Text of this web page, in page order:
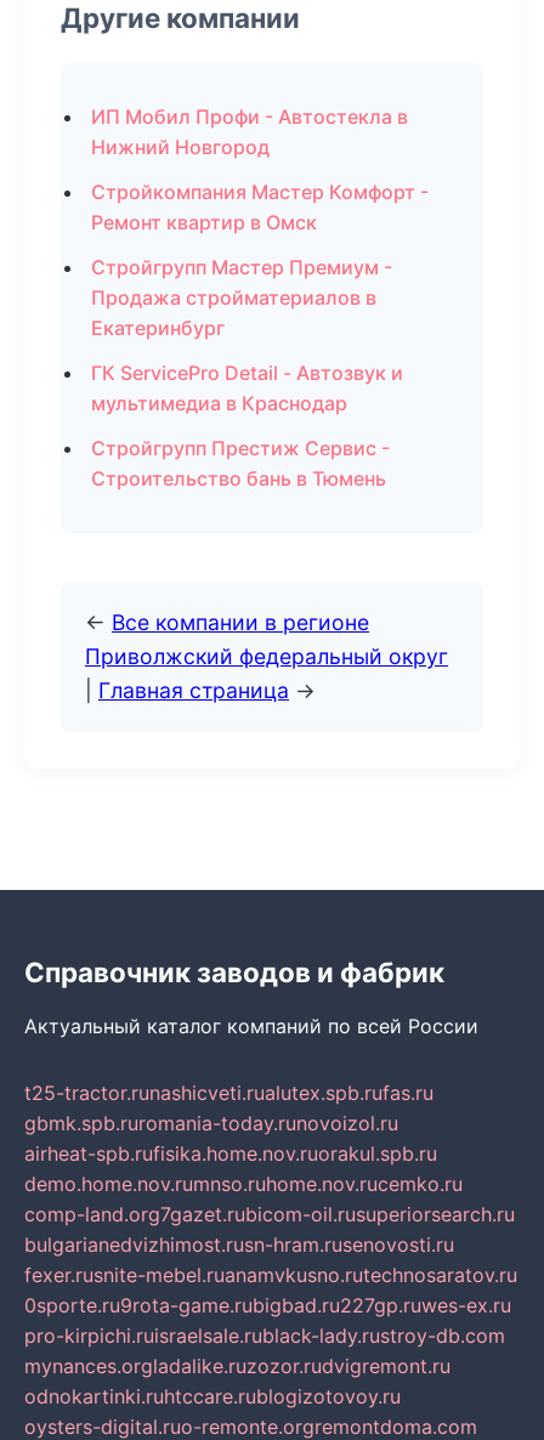
Другие компании
ИП Мобил Профи - Автостекла в
Нижний Новгород
Стройкомпания Мастер Комфорт -
Ремонт квартир в Омск
Стройгрупп Мастер Премиум -
Продажа стройматериалов в
Екатеринбург
ГК ServicePro Detail - Автозвук и
мультимедиа в Краснодар
Стройгрупп Престиж Сервис -
Строительство бань в Тюмень
← Все компании в регионе
Приволжский федеральный округ
Главная страница →
Справочник заводов и фабрик
Актуальный каталог компаний по всей России
t25-tractor.runashicveti.rualutex.spb.rufas.ru
gbmk.spb.ruromania-today.runovoizol.ru
airheat-spb.rufisika.home.nov.ruorakul.spb.ru
demo.home.nov.rumnso.ruhome.nov.rucemko.ru
comp-land.org7gazet.rubicom-oil.rusuperiorsearch.ru
bulgarianedvizhimost.rusn-hram.rusenovosti.ru
fexer.rusnite-mebel.ruanamvkusno.rutechnosaratov.ru
0sporte.ru9rota-game.rubigbad.ru227gp.ruwes-ex.ru
pro-kirpichi.ruisraelsale.rublack-lady.rustroy-db.com
mynances.orgladalike.ruzozor.rudvigremont.ru
odnokartinki.ruhtccare.rublogizotovoy.ru
oysters-digital.ruo-remonte.orgremontdoma.com